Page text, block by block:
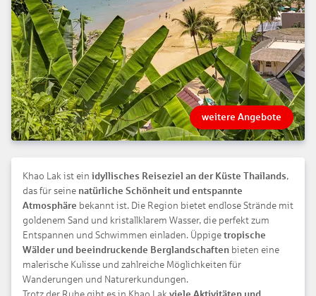
weitere Angebote
Khao Lak ist ein idyllisches Reiseziel an der Küste Thailands,
das für seine natürliche Schönheit und entspannte
Atmosphäre bekannt ist. Die Region bietet endlose Strände mit
goldenem Sand und kristallklarem Wasser, die perfekt zum
Entspannen und Schwimmen einladen. Üppige tropische
Wälder und beeindruckende Berglandschaften bieten eine
malerische Kulisse und zahlreiche Möglichkeiten für
Wanderungen und Naturerkundungen.